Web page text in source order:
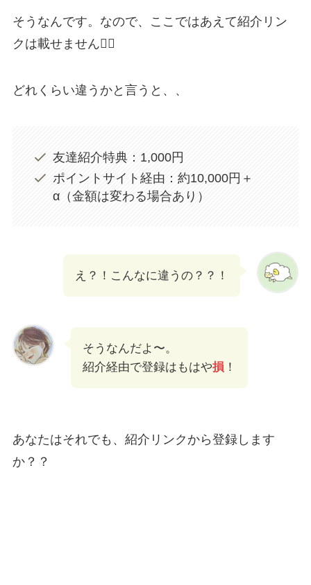
そうなんです。なので、ここではあえて紹介リン
クは載せません🙅‍♀️
どれくらい違うかと言うと、、
友達紹介特典：1,000円
ポイントサイト経由：約10,000円＋
α（金額は変わる場合あり）
え？！こんなに違うの？？！
そうなんだよ〜。
紹介経由で登録はもはや損 ！
あなたはそれでも、紹介リンクから登録します
か？？